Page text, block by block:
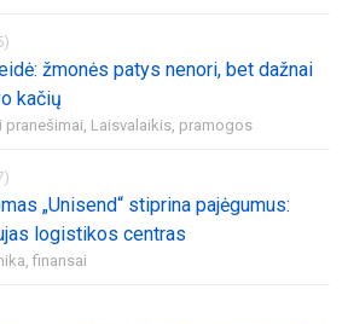
žmonės patys nenori, bet dažnai
kačių
pranešimai, Laisvalaikis, pramogos
„Unisend“ stiprina pajėgumus:
logistikos centras
finansai